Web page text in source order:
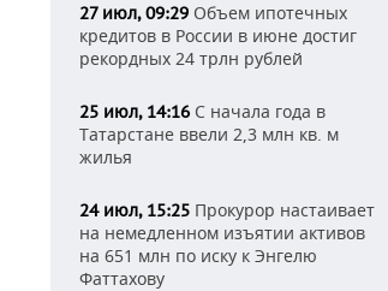
27 июл, 09:29 Объем ипотечных
кредитов в России в июне достиг
рекордных 24 трлн рублей
25 июл, 14:16 С начала года в
Татарстане ввели 2,3 млн кв. м
жилья
24 июл, 15:25 Прокурор настаивает
на немедленном изъятии активов
на 651 млн по иску к Энгелю
Фаттахову